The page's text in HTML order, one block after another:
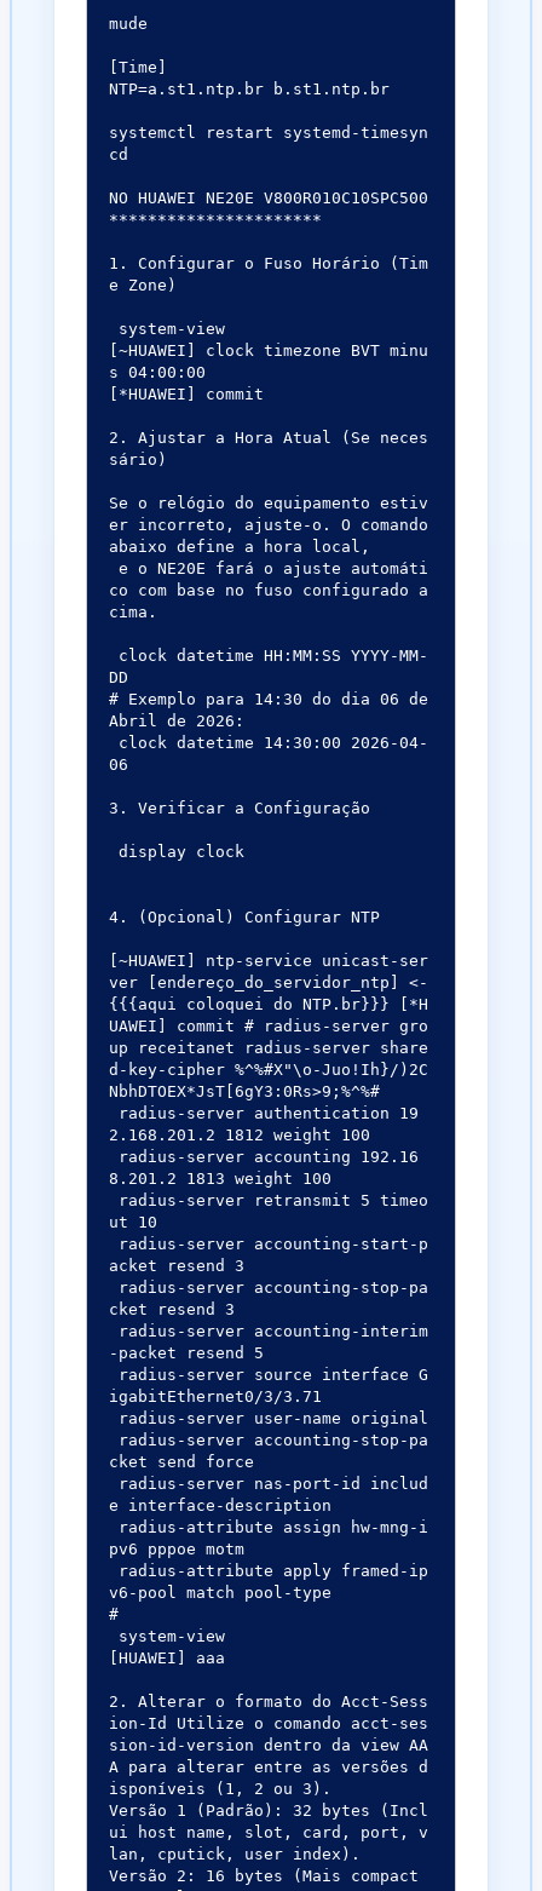
mude
[Time]
NTP=a.st1.ntp.br b.st1.ntp.br
systemctl restart systemd-timesyn
cd
NO HUAWEI NE20E V800R010C10SPC500
**********************
1. Configurar o Fuso Horário (Tim
e Zone)
[~HUAWEI] clock timezone BVT minu
s 04:00:00
[*HUAWEI] commit
2. Ajustar a Hora Atual (Se neces
sário)
Se o relógio do equipamento estiv
er incorreto, ajuste-o. O comando
abaixo define a hora local,
co com base no fuso configurado a
cima.
DD
# Exemplo para 14:30 do dia 06 de
06
3. Verificar a Configuração
4. (Opcional) Configurar NTP
[~HUAWEI] ntp-service unicast-ser
ver [endereço_do_servidor_ntp] <-
{{{aqui coloquei do NTP.br}}} [*H
UAWEI] commit # radius-server gro
up receitanet radius-server share
d-key-cipher %^%#X"\o-Juo!Ih}/)2C
NbhDTOEX*JsT[6gY3:0Rs>9;%^%#
2.168.201.2 1812 weight 100
8.201.2 1813 weight 100
ut 10
acket resend 3
cket resend 3
-packet resend 5
igabitEthernet0/3/3.71
cket send force
e interface-description
pv6 pppoe motm
v6-pool match pool-type
[HUAWEI] aaa
2. Alterar o formato do Acct-Sess
ion-Id Utilize o comando acct-ses
sion-id-version dentro da view AA
A para alterar entre as versões d
isponíveis (1, 2 ou 3).
Versão 1 (Padrão): 32 bytes (Incl
ui host name, slot, card, port, v
lan, cputick, user index).
Versão 2: 16 bytes (Mais compact